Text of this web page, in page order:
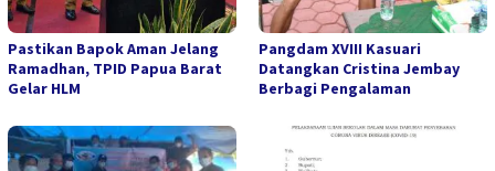
Pastikan Bapok Aman Jelang
Ramadhan, TPID Papua Barat
Gelar HLM
Pangdam XVIII Kasuari
Datangkan Cristina Jembay
Berbagi Pengalaman